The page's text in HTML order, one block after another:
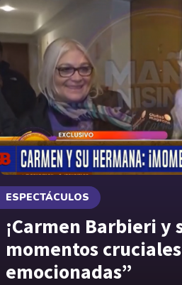
ESPECTÁCULOS
¡Carmen Barbieri y
momentos
emocionadas”